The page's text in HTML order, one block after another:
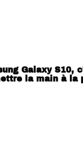
Galaxy S10,
la main à la